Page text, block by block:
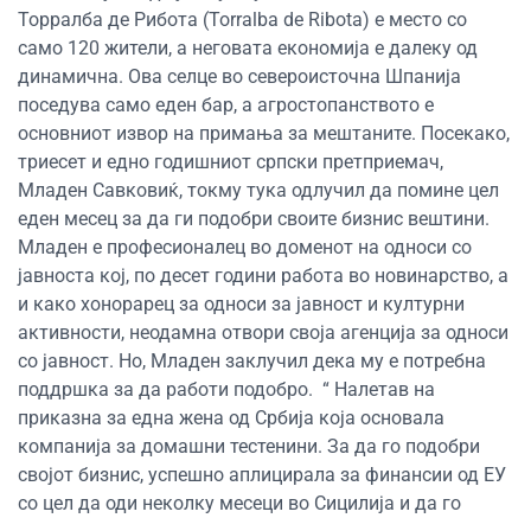
Торралба де Рибота (Torralba de Ribota) е место со
само 120 жители, а неговата економија е далеку од
динамична. Ова селце во североисточна Шпанија
поседува само еден бар, а агростопанството е
основниот извор на примања за мештаните. Посекако,
триесет и едно годишниот српски претприемач,
Младен Савковиќ, токму тука одлучил да помине цел
еден месец за да ги подобри своите бизнис вештини.
Младен е професионалец во доменот на односи со
јавноста кој, по десет години работа во новинарство, а
и како хонорарец за односи за јавност и културни
активности, неодамна отвори своја агенција за односи
со јавност. Но, Младен заклучил дека му е потребна
поддршка за да работи подобро. “ Налетав на
приказна за една жена од Србија која основала
компанија за домашни тестенини. За да го подобри
својот бизнис, успешно аплицирала за финансии од ЕУ
со цел да оди неколку месеци во Сицилија и да го